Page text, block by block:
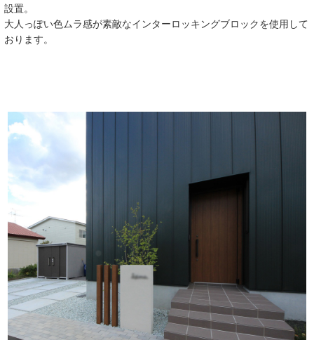
設置。
大人っぽい色ムラ感が素敵なインターロッキングブロックを使用して
おります。